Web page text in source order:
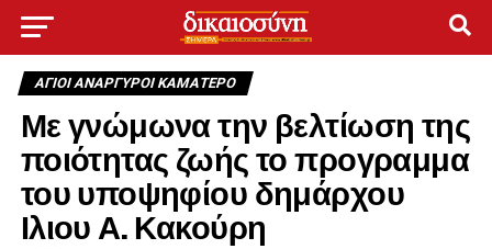
ΑΓΙΟΙ ΑΝΑΡΓΥΡΟΙ ΚΑΜΑΤΕΡΟ
Με γνώμωνα την βελτίωση της
ποιότητας ζωής το προγραμμα
του υποψηφίου δημάρχου
Ιλιου Α. Κακούρη